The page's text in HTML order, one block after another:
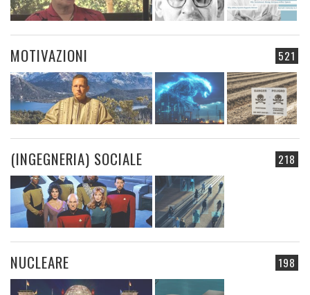
521
MOTIVAZIONI
218
(INGEGNERIA) SOCIALE
198
NUCLEARE